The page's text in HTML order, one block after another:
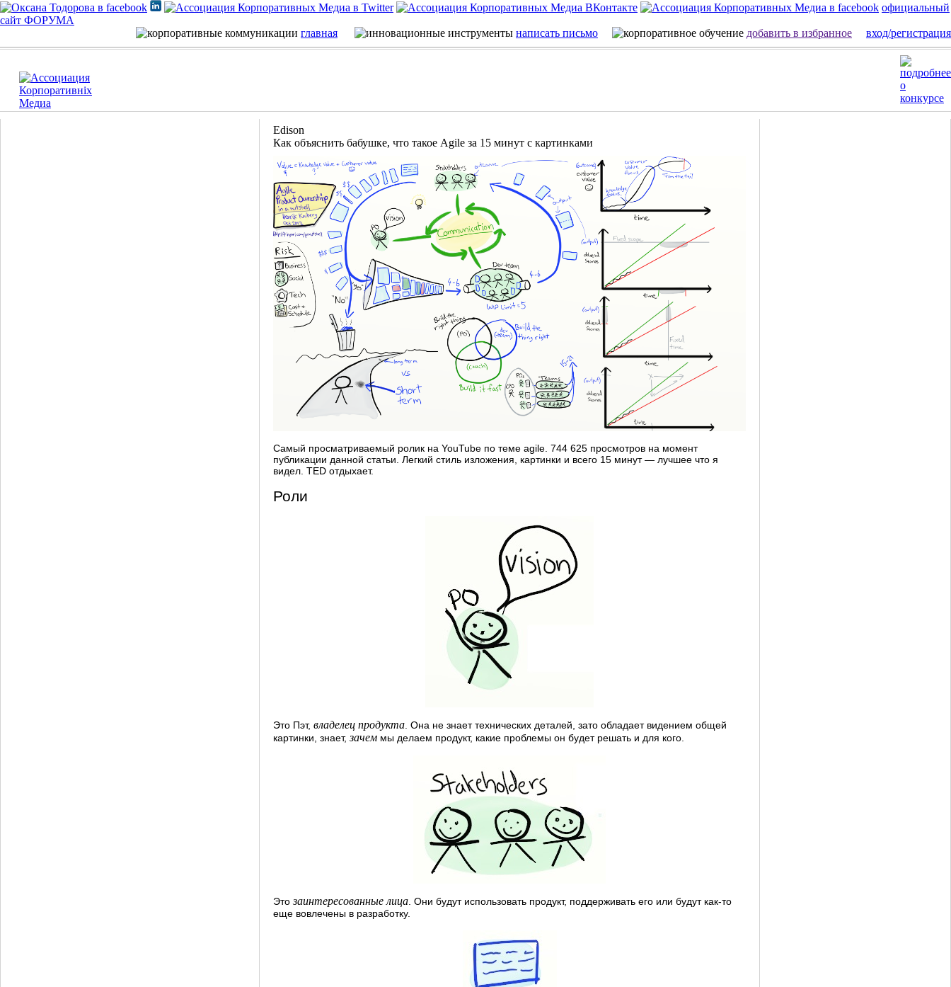
официальный
сайт ФОРУМА
главная
написать письмо добавить в избранное вход/регистрация
Edison
Как объяснить бабушке, что такое Agile за 15 минут с картинками
Самый просматриваемый ролик на YouTube по теме agile. 744 625 просмотров на момент
публикации данной статьи. Легкий стиль изложения, картинки и всего 15 минут — лучшее что я
видел. TED отдыхает.
Роли
Это Пэт, владелец продукта . Она не знает технических деталей, зато обладает видением общей
картинки, знает, зачем мы делаем продукт, какие проблемы он будет решать и для кого.
Это заинтересованные лица . Они будут использовать продукт, поддерживать его или будут как-то
еще вовлечены в разработку.